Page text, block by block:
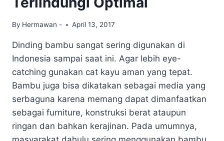
By Hermawan - April 13, 2017
Dinding bambu sangat sering digunakan di
Indonesia sampai saat ini. Agar lebih eye-
catching gunakan cat kayu aman yang tepat.
Bambu juga bisa dikatakan sebagai media yang
serbaguna karena memang dapat dimanfaatkan
sebagai furniture, konstruksi berat ataupun
ringan dan bahkan kerajinan. Pada umumnya,